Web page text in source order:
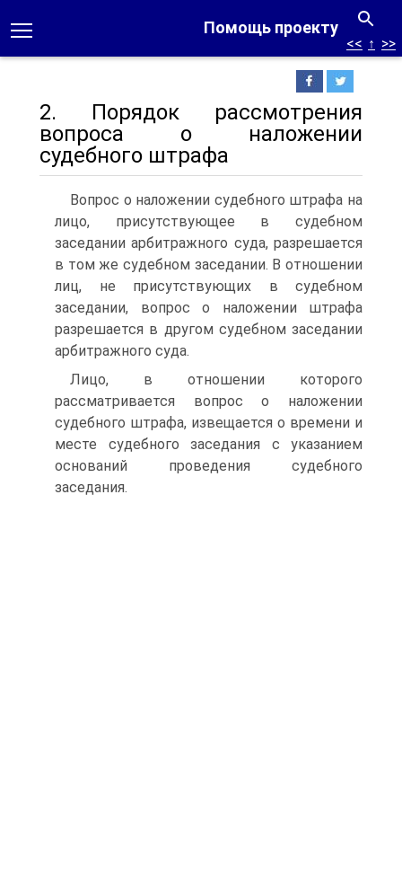
Помощь проекту
<< ↑ >>
2. Порядок рассмотрения
вопроса о наложении
судебного штрафа
Вопрос о наложении судебного штрафа на
лицо, присутствующее в судебном
заседании арбитражного суда, разрешается
в том же судебном заседании. В отношении
лиц, не присутствующих в судебном
заседании, вопрос о наложении штрафа
разрешается в другом судебном заседании
арбитражного суда.
Лицо, в отношении которого
рассматривается вопрос о наложении
судебного штрафа, извещается о времени и
месте судебного заседания с указанием
оснований проведения судебного
заседания.